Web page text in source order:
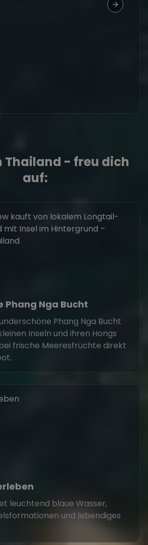
Next
Thailand - freu dich
auf:
Phang Nga Bucht
Phang Nga Bucht
Inseln und ihren Hongs
frische Meeresfrüchte direkt
leuchtend blaue Wasser,
und lebendiges